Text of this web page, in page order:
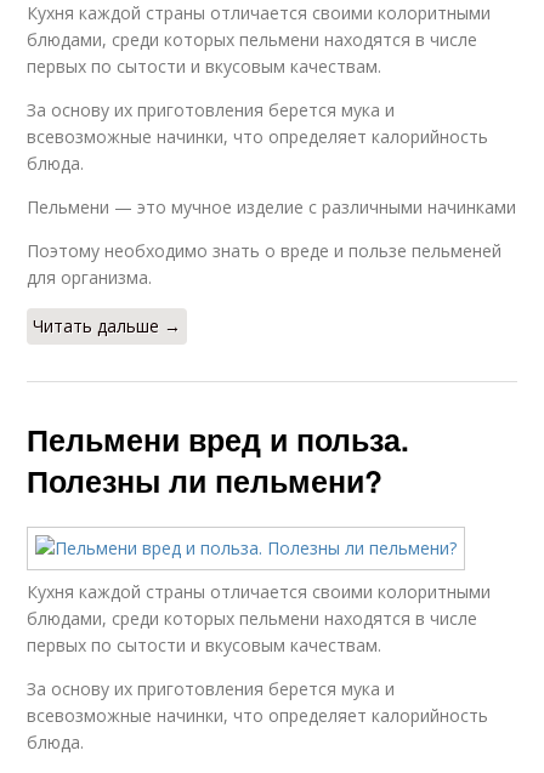
Кухня каждой страны отличается своими колоритными
блюдами, среди которых пельмени находятся в числе
первых по сытости и вкусовым качествам.
За основу их приготовления берется мука и
всевозможные начинки, что определяет калорийность
блюда.
Пельмени — это мучное изделие с различными начинками
Поэтому необходимо знать о вреде и пользе пельменей
для организма.
Читать дальше →
Пельмени вред и польза.
Полезны ли пельмени?
Кухня каждой страны отличается своими колоритными
блюдами, среди которых пельмени находятся в числе
первых по сытости и вкусовым качествам.
За основу их приготовления берется мука и
всевозможные начинки, что определяет калорийность
блюда.